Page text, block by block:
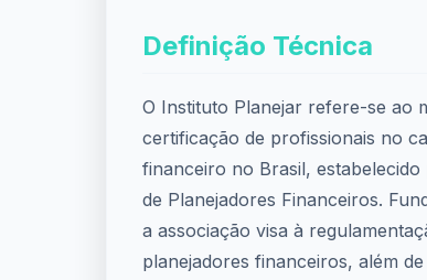
Definição Técnica
O Instituto Planejar refere-se ao
certificação de profissionais no
financeiro no Brasil,
de Planejadores Financeiros.
a associação visa à
planejadores financeiros, além